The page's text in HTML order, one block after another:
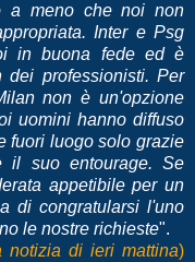
a meno che noi non
Inter e Psg
in buona fede ed è
professionisti. Per
non è un'opzione
uomini hanno diffuso
fuori luogo solo grazie
il suo entourage. Se
appetibile per un
di congratularsi l'uno
le nostre richieste".
notizia di ieri mattina)